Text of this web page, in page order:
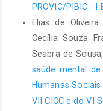
PROVIC/PIBIC -
Elias de
Cecília Souza
Seabra de
saúde mental
Humanas
VII CICC e do VI